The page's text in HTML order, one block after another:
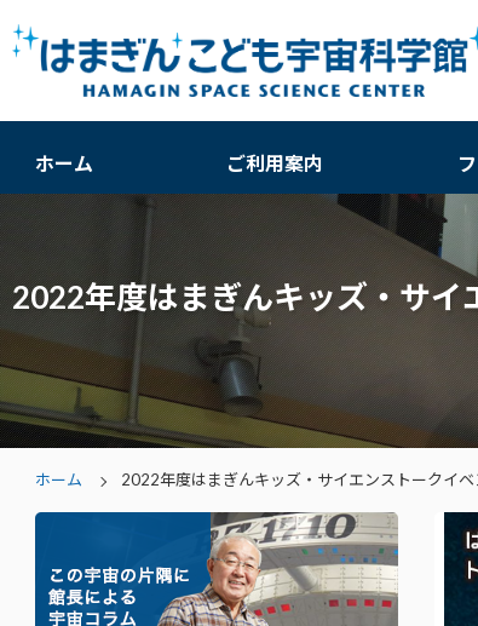
ホーム ご利用案内
2022年度はまぎんキッズ・サイ
ホーム 2022年度はまぎんキッズ・サイエンストークイ